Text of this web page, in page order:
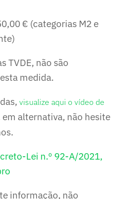
€ (categorias M2 e
TVDE, não são
medida.
visualize aqui o vídeo de
em alternativa, não hesite
Lei n.º 92-A/2021,
informação, não